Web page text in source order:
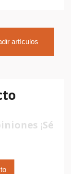
artículos
¡Sé